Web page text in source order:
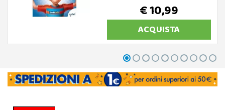
€ 10,99
ACQUISTA